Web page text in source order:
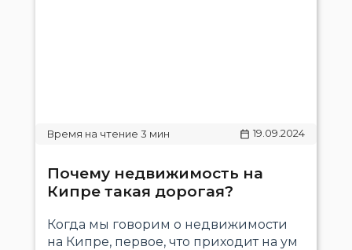
19.09.2024
Почему недвижимость на
Кипре такая дорогая?
Когда мы говорим о недвижимости
на Кипре, первое, что приходит на ум